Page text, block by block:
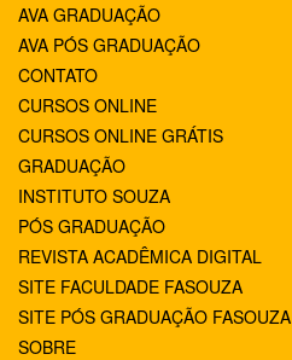
AVA GRADUAÇÃO
AVA PÓS GRADUAÇÃO
CONTATO
CURSOS ONLINE
CURSOS ONLINE GRÁTIS
GRADUAÇÃO
INSTITUTO SOUZA
PÓS GRADUAÇÃO
REVISTA ACADÊMICA DIGITAL
SITE FACULDADE FASOUZA
SITE PÓS GRADUAÇÃO FASOUZA
SOBRE